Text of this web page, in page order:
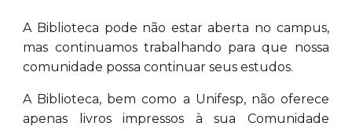
A Biblioteca pode não estar aberta no campus,
mas continuamos trabalhando para que nossa
comunidade possa continuar seus estudos.
A Biblioteca, bem como a Unifesp, não oferece
apenas livros impressos à sua Comunidade